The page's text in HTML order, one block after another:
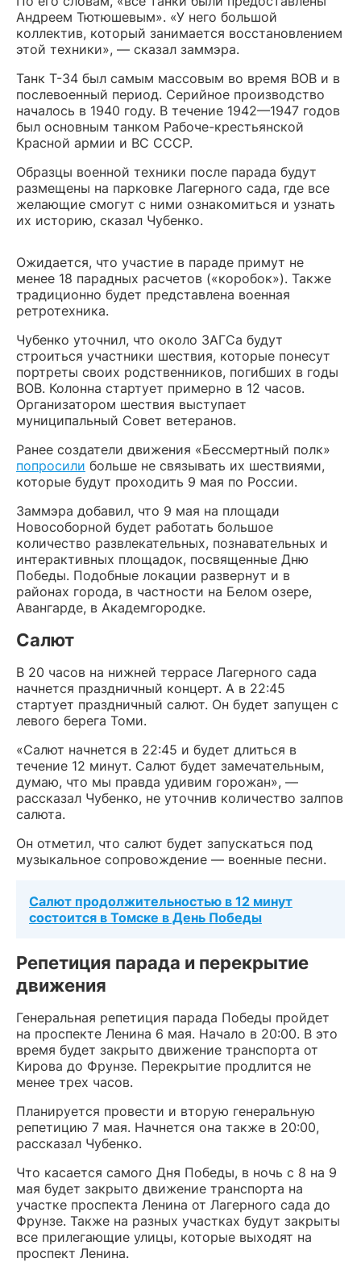
Андреем Тютюшевым». «У него большой
коллектив, который занимается восстановлением
этой техники», — сказал заммэра.
Танк T-34 был самым массовым во время ВОВ и в
послевоенный период. Серийное производство
началось в 1940 году. В течение 1942—1947 годов
был основным танком Рабоче-крестьянской
Красной армии и ВС СССР.
Образцы военной техники после парада будут
размещены на парковке Лагерного сада, где все
желающие смогут с ними ознакомиться и узнать
их историю, сказал Чубенко.
Ожидается, что участие в параде примут не
менее 18 парадных расчетов («коробок»). Также
традиционно будет представлена военная
ретротехника.
Чубенко уточнил, что около ЗАГСа будут
строиться участники шествия, которые понесут
портреты своих родственников, погибших в годы
ВОВ. Колонна стартует примерно в 12 часов.
Организатором шествия выступает
муниципальный Совет ветеранов.
Ранее создатели движения «Бессмертный полк»
попросили больше не связывать их шествиями,
которые будут проходить 9 мая по России.
Заммэра добавил, что 9 мая на площади
Новособорной будет работать большое
количество развлекательных, познавательных и
интерактивных площадок, посвященные Дню
Победы. Подобные локации развернут и в
районах города, в частности на Белом озере,
Авангарде, в Академгородке.
Салют
В 20 часов на нижней террасе Лагерного сада
начнется праздничный концерт. А в 22:45
стартует праздничный салют. Он будет запущен с
левого берега Томи.
«Салют начнется в 22:45 и будет длиться в
течение 12 минут. Салют будет замечательным,
думаю, что мы правда удивим горожан», —
рассказал Чубенко, не уточнив количество залпов
салюта.
Он отметил, что салют будет запускаться под
музыкальное сопровождение — военные песни.
Салют продолжительностью в 12 минут
состоится в Томске в День Победы
Репетиция парада и перекрытие
движения
Генеральная репетиция парада Победы пройдет
на проспекте Ленина 6 мая. Начало в 20:00. В это
время будет закрыто движение транспорта от
Кирова до Фрунзе. Перекрытие продлится не
менее трех часов.
Планируется провести и вторую генеральную
репетицию 7 мая. Начнется она также в 20:00,
рассказал Чубенко.
Что касается самого Дня Победы, в ночь с 8 на 9
мая будет закрыто движение транспорта на
участке проспекта Ленина от Лагерного сада до
Фрунзе. Также на разных участках будут закрыты
все прилегающие улицы, которые выходят на
проспект Ленина.